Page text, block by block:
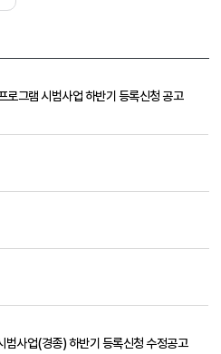
그램 시범사업 하반기 등록신청 공고
사업(경종) 하반기 등록신청 수정공고